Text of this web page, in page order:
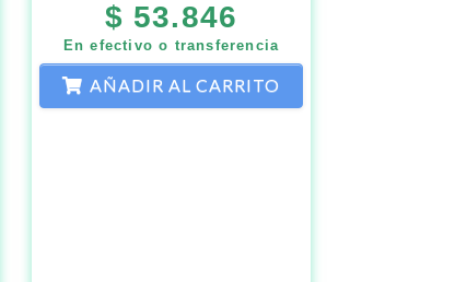
$ 53.846
En efectivo o transferencia
AÑADIR AL CARRITO